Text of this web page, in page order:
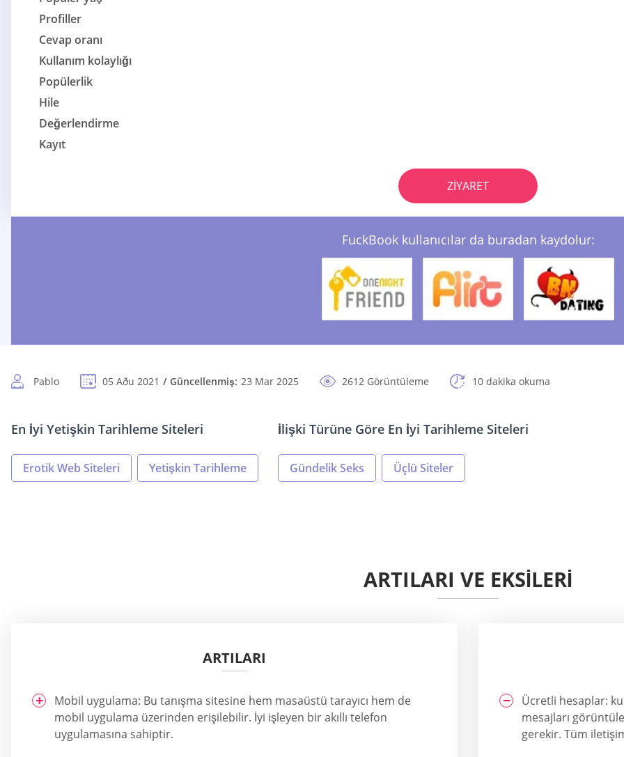
Profiller
Cevap oranı
Kullanım kolaylığı
Popülerlik
Hile
Değerlendirme
Kayıt
ZIYARET
FuckBook kullanıcılar da buradan kaydolur:
Pablo 05 Aðu 2021 Güncellenmiş: 23 Mar 2025 2612 Görüntüleme 10 dakika okuma
En İyi Yetişkin Tarihleme Siteleri
Erotik Web Siteleri Yetişkin Tarihleme
İlişki Türüne Göre En İyi Tarihleme Siteleri
Gündelik Seks Üçlü Siteler
ARTILARI VE EKSİLERİ
ARTILARI
Mobil uygulama: Bu tanışma sitesine hem masaüstü tarayıcı hem de
mobil uygulama üzerinden erişilebilir. İyi işleyen bir akıllı telefon
uygulamasına sahiptir.
Ücretli hesaplar:
mesajları
gerekir. Tüm